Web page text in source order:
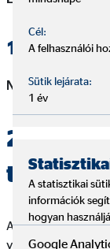
1.3.
Név:Wittinger
2.
A gazdálkodó
végző természetes
Cél:
A felhasználói
Sütik lejárata:
1 év
A statisztikai
információk
hogyan
Google